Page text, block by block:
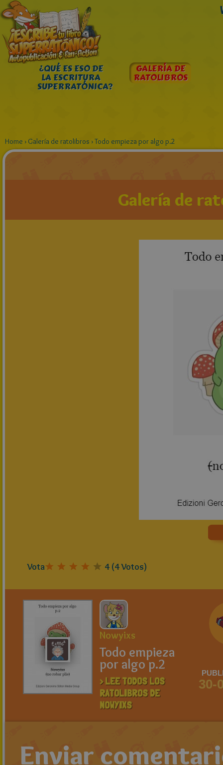
¿QUÉ ES ESO DE
LA ESCRITURA
SUPERRATÓNICA?
GALERÍA DE
RATOLIBROS
Home › Galería de ratolibros ›Todo empieza por algo p.2
Galería de
Vota 4 (4Votos)
Nowyixs
Todo empieza
por algo p.2
> LEE TODOS LOS
RATOLIBROS DE
NOWYIXS
30-
Enviar